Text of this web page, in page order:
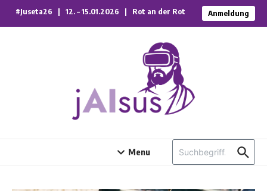
#Juseta26 | 12. – 15.01.2026 | Rot an der Rot Anmeldung
Menu
Suchen nach: